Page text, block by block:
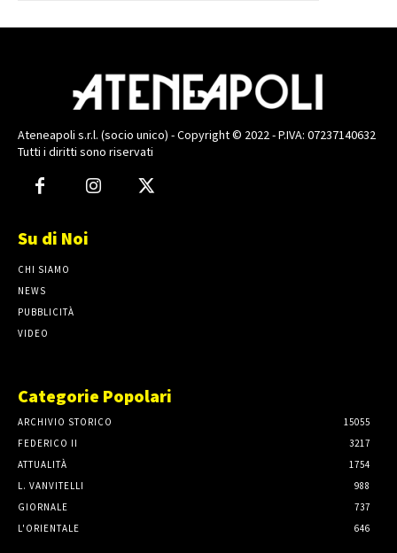
Ateneapoli s.r.l. (socio unico) - Copyright © 2022 - P.IVA: 07237140632
Tutti i diritti sono riservati
Su di Noi
CHI SIAMO
NEWS
PUBBLICITÀ
VIDEO
Categorie Popolari
ARCHIVIO STORICO
15055
FEDERICO II
3217
ATTUALITÀ
1754
L. VANVITELLI
988
GIORNALE
737
L'ORIENTALE
646